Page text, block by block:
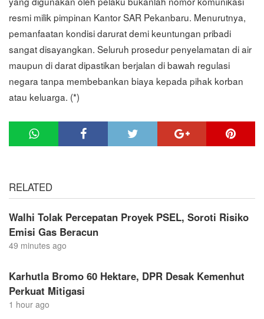
resmi milik pimpinan Kantor SAR Pekanbaru. Menurutnya,
pemanfaatan kondisi darurat demi keuntungan pribadi
sangat disayangkan. Seluruh prosedur penyelamatan di air
maupun di darat dipastikan berjalan di bawah regulasi
negara tanpa membebankan biaya kepada pihak korban
atau keluarga. (*)
RELATED
Walhi Tolak Percepatan Proyek PSEL, Soroti Risiko
Emisi Gas Beracun
49 minutes ago
Karhutla Bromo 60 Hektare, DPR Desak Kemenhut
Perkuat Mitigasi
1 hour ago